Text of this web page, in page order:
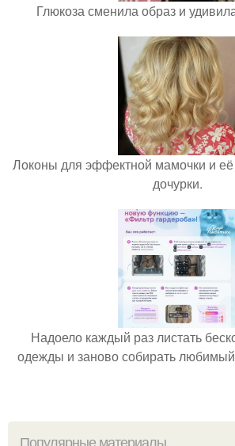
Глюкоза сменила образ и
Локоны для эффектной мамочки и
дочурки.
Надоело каждый раз листать
одежды и заново собирать любимый
Популярные материалы